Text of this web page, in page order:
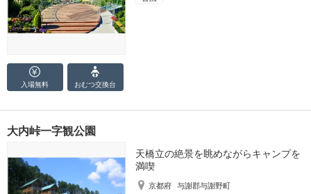
入場無料 おむつ交換台
大内峠一字観公園
天橋立の絶景を眺めながらキャンプを
満喫
京都府 与謝郡与謝野町